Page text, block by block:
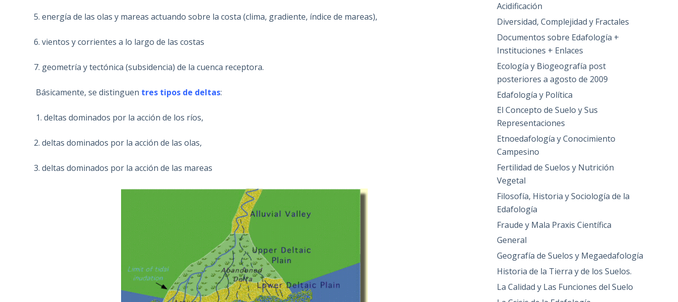
5. energía de las olas y mareas actuando sobre la costa (clima, gradiente, índice de mareas),
6. vientos y corrientes a lo largo de las costas
7. geometría y tectónica (subsidencia) de la cuenca receptora.
Básicamente, se distinguen tres tipos de deltas:
1. deltas dominados por la acción de los ríos,
2. deltas dominados por la acción de las olas,
3. deltas dominados por la acción de las mareas
Acidificación
Diversidad, Complejidad y Fractales
Documentos sobre Edafología +
Instituciones + Enlaces
Ecología y Biogeografía post
posteriores a agosto de 2009
Edafología y Política
El Concepto de Suelo y Sus
Representaciones
Etnoedafología y Conocimiento
Campesino
Fertilidad de Suelos y Nutrición
Vegetal
Filosofía, Historia y Sociología de la
Edafología
Fraude y Mala Praxis Científica
General
Geografía de Suelos y Megaedafología
Historia de la Tierra y de los Suelos.
La Calidad y Las Funciones del Suelo